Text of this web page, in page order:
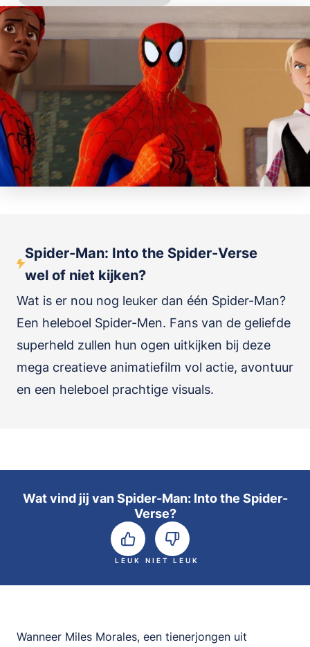
Spider-Man: Into the Spider-Verse
wel of niet kijken?
Wat is er nou nog leuker dan één Spider-Man?
Een heleboel Spider-Men. Fans van de geliefde
superheld zullen hun ogen uitkijken bij deze
mega creatieve animatiefilm vol actie, avontuur
en een heleboel prachtige visuals.
Wat vind jij van Spider-Man: Into the Spider-
Verse?
LEUK NIET LEUK
Wanneer Miles Morales, een tienerjongen uit